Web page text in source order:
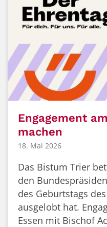
Engagement
machen
18. Mai 2026
Das Bistum Trier
den
des Geburtstags
ausgelobt hat.
Essen mit Bischof